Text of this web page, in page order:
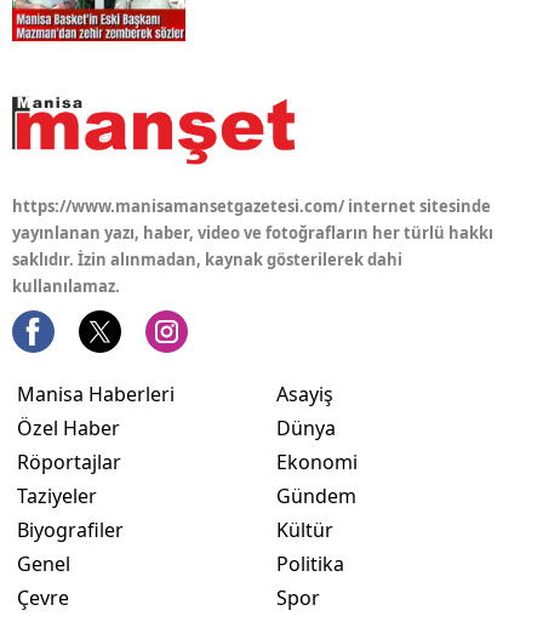
https://www.manisamansetgazetesi.com/ internet sitesinde
yayınlanan yazı, haber, video ve fotoğrafların her türlü hakkı
saklıdır. İzin alınmadan, kaynak gösterilerek dahi
kullanılamaz.
Manisa Haberleri
Özel Haber
Röportajlar
Taziyeler
Biyografiler
Genel
Çevre
Asayiş
Dünya
Ekonomi
Gündem
Kültür
Politika
Spor